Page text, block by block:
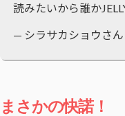
読みたいから誰か
— シラサカショウさん
まさかの快諾！